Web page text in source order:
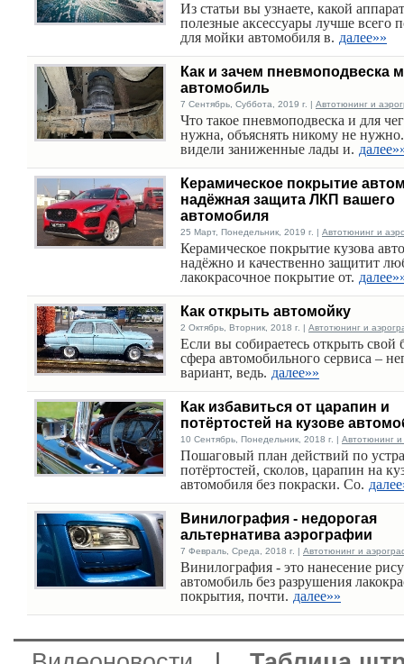
Из статьи вы узнаете, какой
полезные аксессуары лучше всего
для мойки автомобиля в. далее»»
Как и зачем пневмоподвеска
автомобиль
7 Сентябрь, Суббота, 2019 г. | Автотюнинг и
Что такое пневмоподвеска и для
нужна, объяснять никому не
видели заниженные лады и.
Керамическое покрытие
надёжная защита ЛКП вашего
автомобиля
25 Март, Понедельник, 2019 г. | Автотюнинг и
Керамическое покрытие кузова
надёжно и качественно защитит
лакокрасочное покрытие от.
Как открыть автомойку
2 Октябрь, Вторник, 2018 г. | Автотюнинг и
Если вы собираетесь открыть свой
сфера автомобильного сервиса –
вариант, ведь. далее»»
Как избавиться от царапин и
потёртостей на кузове
10 Сентябрь, Понедельник, 2018 г. | Автотюнинг
Пошаговый план действий по
потёртостей, сколов, царапин на
автомобиля без покраски. Со.
Винилография - недорогая
альтернатива аэрографии
7 Февраль, Среда, 2018 г. | Автотюнинг и
Винилография - это нанесение
автомобиль без разрушения
покрытия, почти. далее»»